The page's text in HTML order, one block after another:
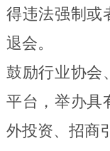
得违法强制或
退会。
鼓励行业协会
平台，举办具
外投资、招商